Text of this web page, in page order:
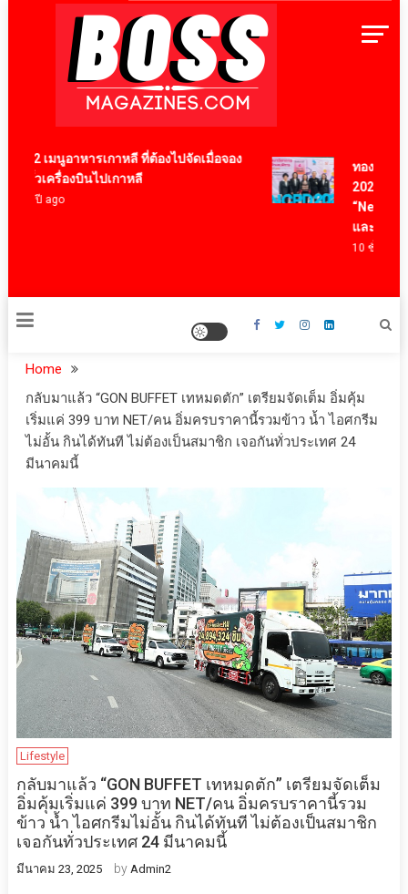
BossMagazinesThailand
12 เมนูอาหารเกาหลี ที่ต้องไปจัดเมื่อจอง
ตั๋วเครื่องบินไปเกาหลี
4 ปี ago
ทองก้อนให
2026 นำน
และคนพิกา
10 ชั่วโมง ago
Home
กลับมาแล้ว “GON BUFFET เทหมดตัก” เตรียมจัดเต็ม อิ่มคุ้ม
เริ่มแค่ 399 บาท NET/คน อิ่มครบราคานี้รวมข้าว น้ำ ไอศกรีม
ไม่อั้น กินได้ทันที ไม่ต้องเป็นสมาชิก เจอกันทั่วประเทศ 24
มีนาคมนี้
Lifestyle
กลับมาแล้ว “GON BUFFET เทหมดตัก” เตรียมจัดเต็ม
อิ่มคุ้มเริ่มแค่ 399 บาท NET/คน อิ่มครบราคานี้รวม
ข้าว น้ำ ไอศกรีมไม่อั้น กินได้ทันที ไม่ต้องเป็นสมาชิก
เจอกันทั่วประเทศ 24 มีนาคมนี้
มีนาคม 23, 2025 by Admin2